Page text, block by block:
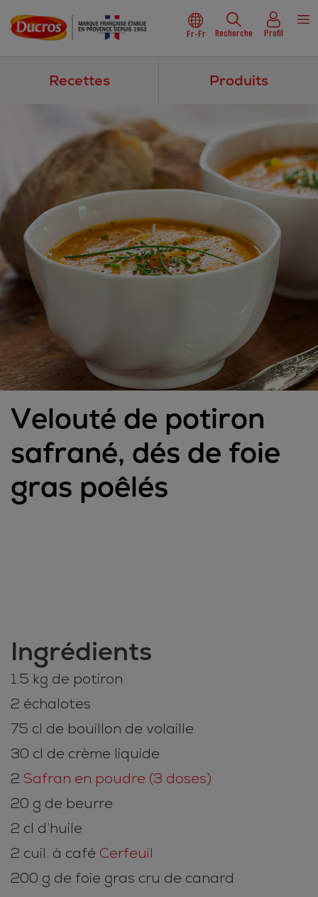
Fr-Fr Recherche Profil
Recettes Produits
Velouté de potiron
safrané, dés de foie
gras poêlés
Ingrédients
1.5 kg de potiron
2 échalotes
75 cl de bouillon de volaille
30 cl de crème liquide
2 Safran en poudre (3 doses)
20 g de beurre
2 cl d’huile
2 cuil. à café Cerfeuil
200 g de foie gras cru de canard